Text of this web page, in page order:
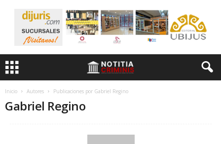
Inicio Autores Publicaciones por Gabriel Regino
Gabriel Regino